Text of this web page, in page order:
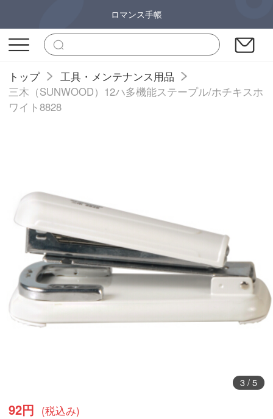
ロマンス手帳
トップ
工具・メンテナンス用品
三木（SUNWOOD）12ハ多機能ステープル/ホチキスホ
ワイト8828
3/ 5
92円 (税込み)